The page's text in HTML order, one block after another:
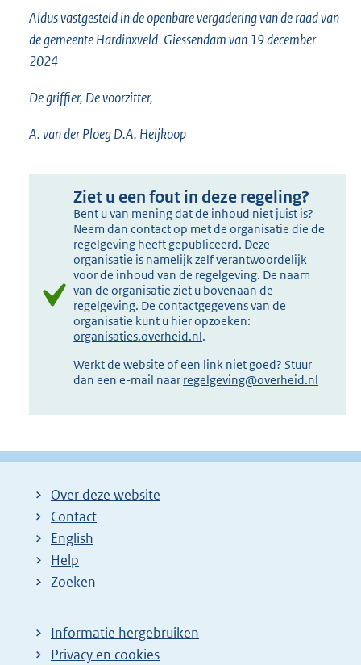
Aldus vastgesteld in de openbare vergadering van de raad van
de gemeente Hardinxveld-Giessendam van 19 december
2024
De griffier, De voorzitter,
A. van der Ploeg D.A. Heijkoop
Ziet u een fout in deze regeling?
Bent u van mening dat de inhoud niet juist is?
Neem dan contact op met de organisatie die de
regelgeving heeft gepubliceerd. Deze
organisatie is namelijk zelf verantwoordelijk
voor de inhoud van de regelgeving. De naam
van de organisatie ziet u bovenaan de
regelgeving. De contactgegevens van de
organisatie kunt u hier opzoeken:
organisaties.overheid.nl.
Werkt de website of een link niet goed? Stuur
dan een e-mail naar regelgeving@overheid.nl
Over deze website
Contact
English
Help
Zoeken
Informatie hergebruiken
Privacy en cookies